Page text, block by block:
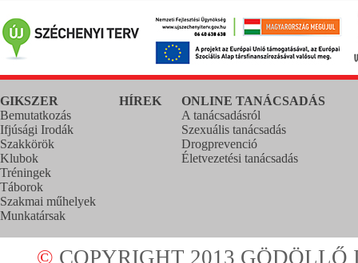
GIKSZER
Bemutatkozás
Ifjúsági Irodák
Szakkörök
Klubok
Tréningek
Táborok
Szakmai műhelyek
Munkatársak
HÍREK
ONLINE TANÁCSADÁS
A tanácsadásról
Szexuális tanácsadás
Drogprevenció
Életvezetési tanácsadás
© COPYRIGHT 2013 GÖDÖLLŐ